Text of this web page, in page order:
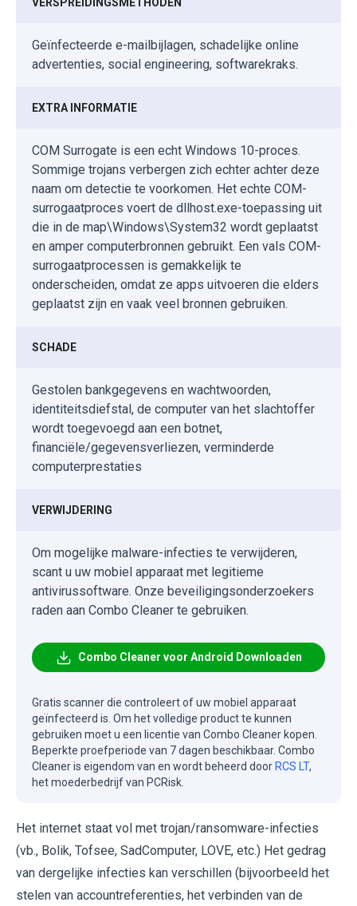
Geïnfecteerde e-mailbijlagen, schadelijke online
advertenties, social engineering, softwarekraks.
EXTRA INFORMATIE
COM Surrogate is een echt Windows 10-proces.
Sommige trojans verbergen zich echter achter deze
naam om detectie te voorkomen. Het echte COM-
surrogaatproces voert de dllhost.exe-toepassing uit
die in de map\Windows\System32 wordt geplaatst
en amper computerbronnen gebruikt. Een vals COM-
surrogaatprocessen is gemakkelijk te
onderscheiden, omdat ze apps uitvoeren die elders
geplaatst zijn en vaak veel bronnen gebruiken.
SCHADE
Gestolen bankgegevens en wachtwoorden,
identiteitsdiefstal, de computer van het slachtoffer
wordt toegevoegd aan een botnet,
financiële/gegevensverliezen, verminderde
computerprestaties
VERWIJDERING
Om mogelijke malware-infecties te verwijderen,
scant u uw mobiel apparaat met legitieme
antivirussoftware. Onze beveiligingsonderzoekers
raden aan Combo Cleaner te gebruiken.
Combo Cleaner voor Android Downloaden
Gratis scanner die controleert of uw mobiel apparaat
geïnfecteerd is. Om het volledige product te kunnen
gebruiken moet u een licentie van Combo Cleaner kopen.
Beperkte proefperiode van 7 dagen beschikbaar. Combo
Cleaner is eigendom van en wordt beheerd door RCS LT,
het moederbedrijf van PCRisk.
Het internet staat vol met trojan/ransomware-infecties
(vb., Bolik, Tofsee, SadComputer, LOVE, etc.) Het gedrag
van dergelijke infecties kan verschillen (bijvoorbeeld het
stelen van accountreferenties, het verbinden van de